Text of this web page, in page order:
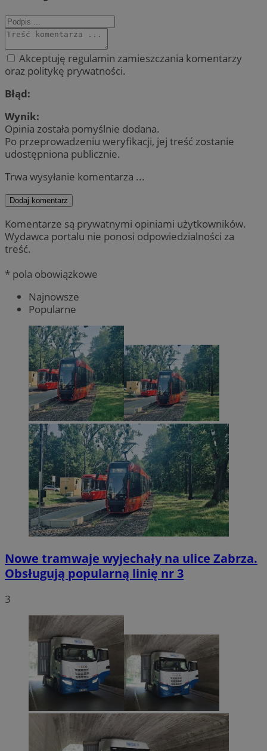
Akceptuję regulamin zamieszczania komentarzy
oraz politykę prywatności.
Błąd:
Wynik:
Opinia została pomyślnie dodana.
Po przeprowadzeniu weryfikacji, jej treść zostanie
udostępniona publicznie.
Trwa wysyłanie komentarza ...
Dodaj komentarz
Komentarze są prywatnymi opiniami użytkowników.
Wydawca portalu nie ponosi odpowiedzialności za
treść.
* pola obowiązkowe
Najnowsze
Popularne
Nowe tramwaje wyjechały na ulice Zabrza.
Obsługują popularną linię nr 3
3